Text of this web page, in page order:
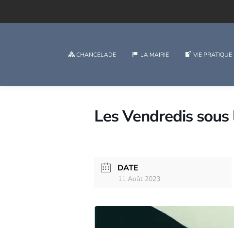
CHANCELADE LA MAIRIE VIE PRATIQUE
Les Vendredis
DATE
11 Août 2023